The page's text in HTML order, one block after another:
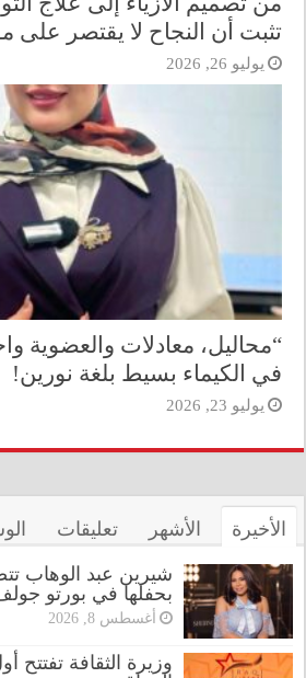
تثبت أن النجاح لا يقتصر على
يوليو 26, 2026
“محاليل، معادلات والعضوية
في الكيماء بسيط بلغة نورين!
يوليو 23, 2026
الأخيرة الأشهر تعليقات
شيرين عبد الوهاب
بحفلها في بورتو
أغسطس 8, 2026